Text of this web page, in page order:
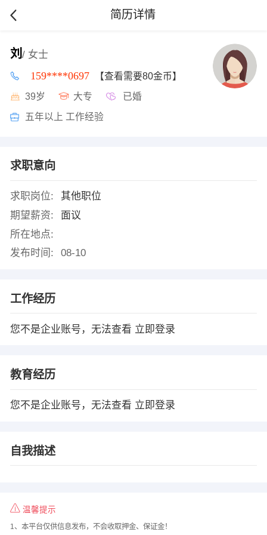
简历详情
刘 / 女士
159****0697 【查看需要80金币】
39岁 大专 已婚
五年以上 工作经验
求职意向
求职岗位:
其他职位
期望薪资:
面议
所在地点:
发布时间:
08-10
工作经历
您不是企业账号，无法查看 立即登录
教育经历
您不是企业账号，无法查看 立即登录
自我描述
温馨提示
1、本平台仅供信息发布，不会收取押金、保证金！